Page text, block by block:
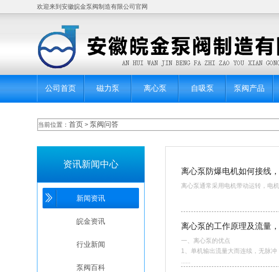
欢迎来到安徽皖金泵阀制造有限公司官网
公司首页 磁力泵 离心泵 自吸泵 泵阀产品
当前位置： 首页 > 泵阀问答
离心泵防爆电机如何接线
离心泵通常采用电机带动运转，电
离心泵的工作原理及流量
一、离心泵的优点
1、单机输出流量大而连续，无脉冲
......
资讯新闻中心
新闻资讯
皖金资讯
行业新闻
泵阀百科